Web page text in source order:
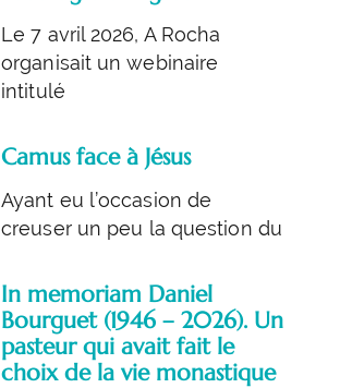
Le 7 avril 2026, A Rocha
organisait un webinaire
intitulé
Camus face à Jésus
Ayant eu l’occasion de
creuser un peu la question du
In memoriam Daniel
Bourguet (1946 – 2026). Un
pasteur qui avait fait le
choix de la vie monastique